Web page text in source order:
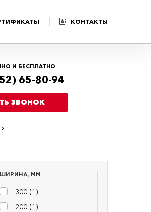
КОНТАКТЫ
И БЕСПЛАТНО
65-80-94
ЗВОНОК
ШИРИНА, ММ
300 (1 )
200 (1 )